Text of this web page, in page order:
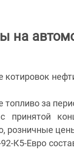
на
котировок
за
принятой
розничные
К5-Евро